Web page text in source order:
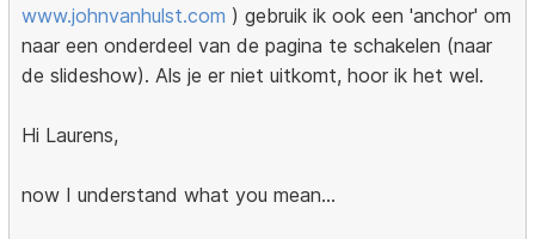
www.johnvanhulst.com ) gebruik ik ook een 'anchor' om
naar een onderdeel van de pagina te schakelen (naar
de slideshow). Als je er niet uitkomt, hoor ik het wel.
Hi Laurens,
now I understand what you mean...